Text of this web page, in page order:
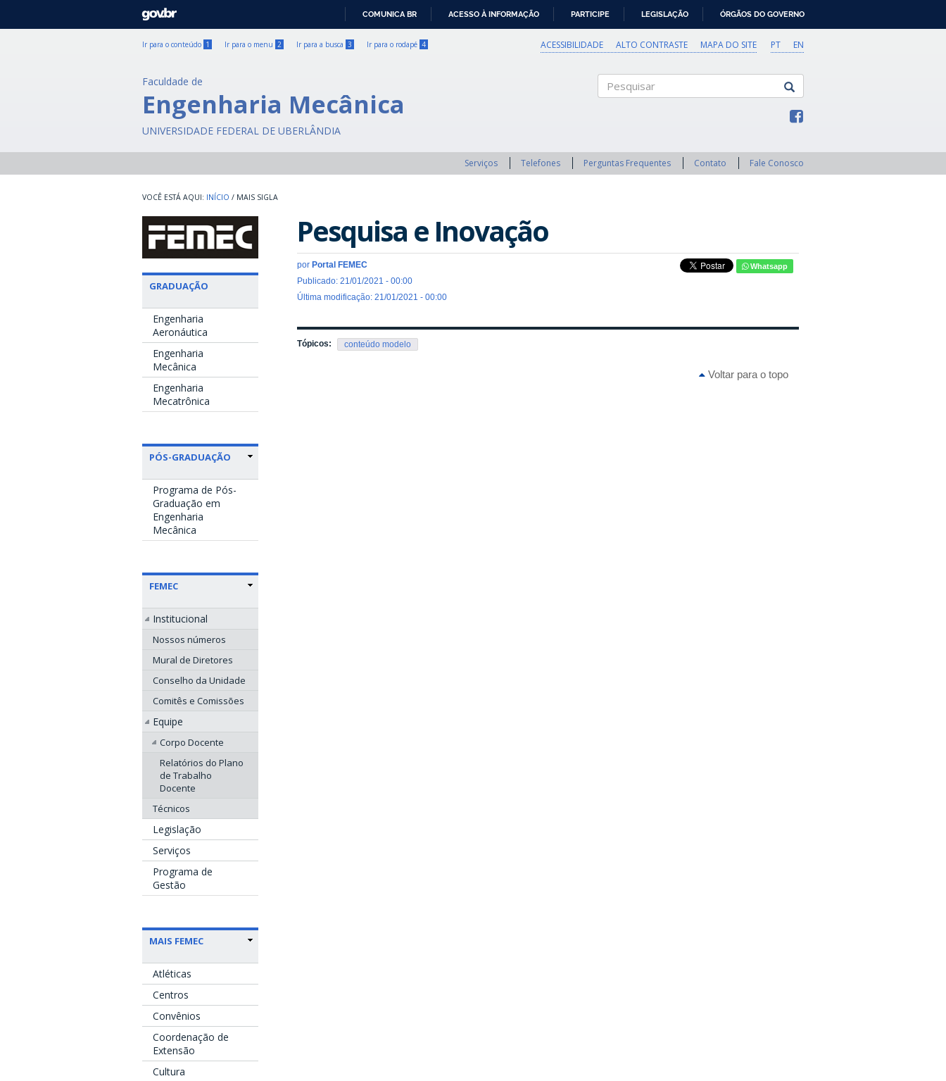
GOVBR
COMUNICA BR ACESSO À INFORMAÇÃO PARTICIPE LEGISLAÇÃO ÓRGÃOS DO GOVERNO
Ir para o conteúdo 1 Ir para o menu 2 Ir para a busca 3 Ir para o rodapé 4 PT EN
ACESSIBILIDADE ALTO CONTRASTE MAPA DO SITE
Faculdade de
Engenharia Mecânica
UNIVERSIDADE FEDERAL DE UBERLÂNDIA
Serviços Telefones Perguntas Frequentes Contato Fale Conosco
INÍCIO / MAIS SIGLA
GRADUAÇÃO
Engenharia
Aeronáutica
Engenharia
Mecânica
Engenharia
Mecatrônica
PÓS-GRADUAÇÃO
Programa de Pós-
Graduação em
Engenharia
Mecânica
FEMEC
Institucional
Nossos números
Mural de Diretores
Conselho da Unidade
Comitês e Comissões
Equipe
Corpo Docente
Relatórios do Plano
de Trabalho
Docente
Técnicos
Legislação
Serviços
Programa de
Gestão
MAIS FEMEC
Atléticas
Centros
Convênios
Coordenação de
Extensão
Cultura
Pesquisa e Inovação
por Portal FEMEC
Publicado: 21/01/2021 - 00:00
Última modificação: 21/01/2021 - 00:00
Whatsapp
Tópicos: conteúdo modelo
Voltar para o topo